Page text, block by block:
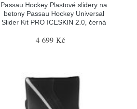
Passau Hockey Plastové slidery na
betony Passau Hockey Universal
Slider Kit PRO ICESKIN 2.0, černá
4 699 Kč